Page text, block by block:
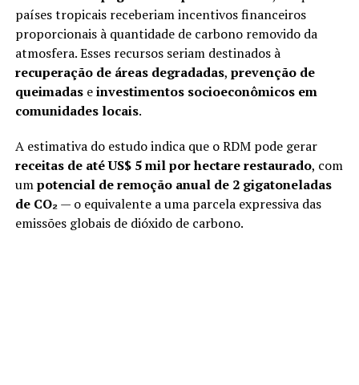
países tropicais receberiam incentivos financeiros
proporcionais à quantidade de carbono removido da
atmosfera. Esses recursos seriam destinados à
recuperação de áreas degradadas, prevenção de
queimadaseinvestimentos socioeconômicos em
comunidades locais.
A estimativa do estudo indica que o RDM pode gerar
receitas de até US$ 5 mil por hectare restaurado, com
umpotencial de remoção anual de 2 gigatoneladas
de CO₂— o equivalente a uma parcela expressiva das
emissões globais de dióxido de carbono.